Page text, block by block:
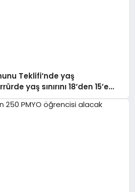
Teklifi’nde yaş
yaş sınırını 18’den 15’e
çıkarıldı